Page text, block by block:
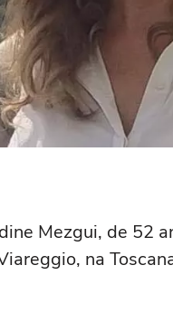
Mezgui, de 52
na